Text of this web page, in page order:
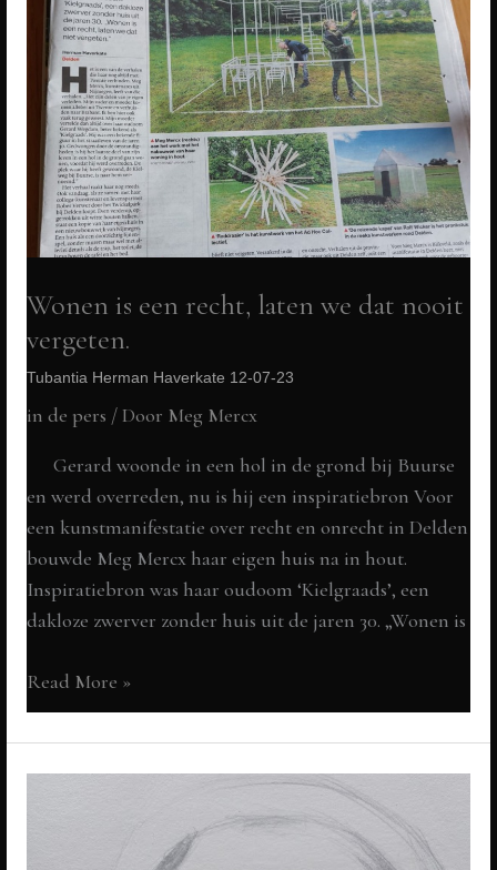
VOEDT!
Wonen is een recht, laten we dat nooit
vergeten.
Tubantia Herman Haverkate 12-07-23
in de pers / Door Meg Mercx
Gerard woonde in een hol in de grond bij Buurse
en werd overreden, nu is hij een inspiratiebron Voor
een kunstmanifestatie over recht en onrecht in Delden
bouwde Meg Mercx haar eigen huis na in hout.
Inspiratiebron was haar oudoom ‘Kielgraads’, een
dakloze zwerver zonder huis uit de jaren 30. „Wonen is
Wonen
is
een
recht,
Read More »